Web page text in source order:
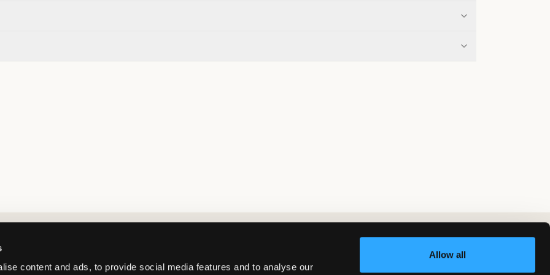
content and ads, to provide social media features and to analyse our
Allow all